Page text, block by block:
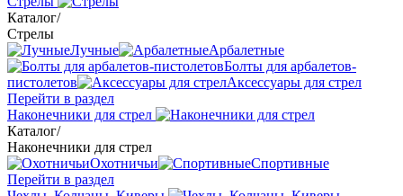
Каталог/
Стрелы
Лучные
Арбалетные
Болты для арбалетов-
пистолетов
Аксессуары для стрел
Перейти в раздел
Наконечники для стрел
Каталог/
Наконечники для стрел
Охотничьи
Спортивные
Перейти в раздел